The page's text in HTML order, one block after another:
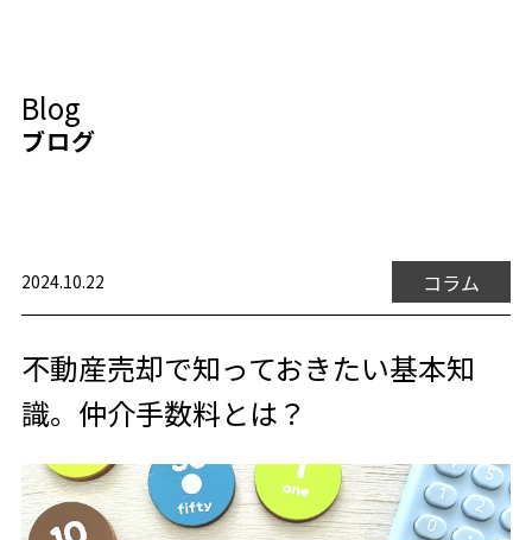
Blog
ブログ
2024.10.22 コラム
不動産売却で知っておきたい基本知
識。仲介手数料とは？